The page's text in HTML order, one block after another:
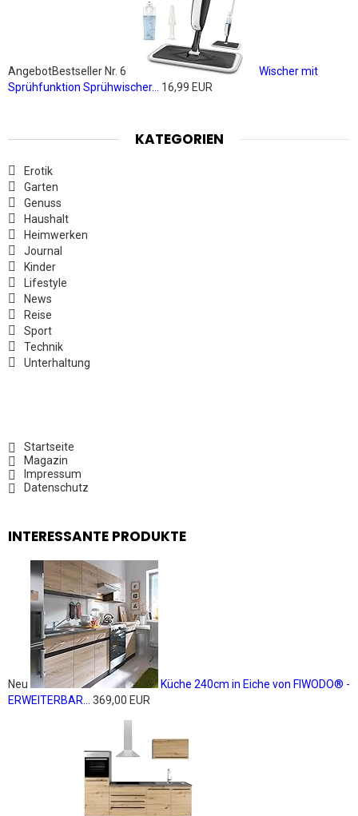
AngebotBestseller Nr. 6
Wischer mit
Sprühfunktion Sprühwischer...
16,99 EUR
KATEGORIEN
Erotik
Garten
Genuss
Haushalt
Heimwerken
Journal
Kinder
Lifestyle
News
Reise
Sport
Technik
Unterhaltung
Startseite
Magazin
Impressum
Datenschutz
INTERESSANTE PRODUKTE
Neu
Küche 240cm in Eiche von FIWODO® -
ERWEITERBAR...
369,00 EUR